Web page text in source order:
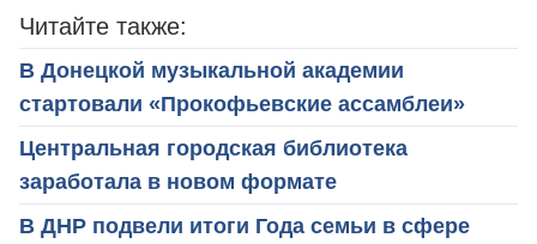
Читайте также:
В Донецкой музыкальной академии
стартовали «Прокофьевские ассамблеи»
Центральная городская библиотека
заработала в новом формате
В ДНР подвели итоги Года семьи в сфере